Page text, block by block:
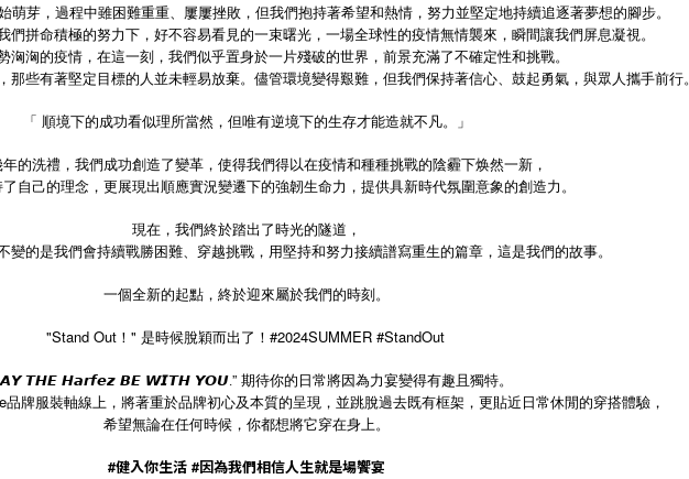
萌芽，過程中雖困難重重、屢屢挫敗，但我們抱持著希望和熱情，努力並堅定地持續追逐著夢想的腳步。
們拼命積極的努力下，好不容易看見的一束曙光，一場全球性的疫情無情襲來，瞬間讓我們屏息凝視。
洶洶的疫情，在這一刻，我們似乎置身於一片殘破的世界，前景充滿了不確定性和挑戰。
些有著堅定目標的人並未輕易放棄。儘管環境變得艱難，但我們保持著信心、鼓起勇氣，與眾人攜手前行。
「 順境下的成功看似理所當然，但唯有逆境下的生存才能造就不凡。」
的洗禮，我們成功創造了變革，使得我們得以在疫情和種種挑戰的陰霾下焕然一新，
自己的理念，更展現出順應實況變遷下的強韌生命力，提供具新時代氛圍意象的創造力。
現在，我們終於踏出了時光的隧道，
變的是我們會持續戰勝困難、穿越挑戰，用堅持和努力接續譜寫重生的篇章，這是我們的故事。
一個全新的起點，終於迎來屬於我們的時刻。
"Stand Out！ " 是時候脫穎而出了！ #2024SUMMER #StandOut
𝙏𝙃𝙀 𝙃𝙖𝙧𝙛𝙚𝙯 𝘽𝙀 𝙒𝙄𝙏𝙃 𝙔𝙊𝙐.” 期待你的日常將因為力宴變得有趣且獨特。
品牌服裝軸線上，將著重於品牌初心及本質的呈現， 並跳脫過去既有框架，更貼近日常休閒的穿搭體驗，
希望無論在任何時候，你都想將它穿在身上。
#健入你生活 #因為我們相信人生就是場饗宴